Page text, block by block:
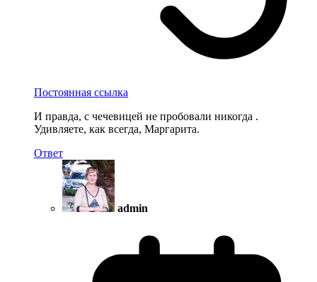
Постоянная ссылка
И правда, с чечевицей не пробовали никогда .
Удивляете, как всегда, Маргарита.
Ответ
admin